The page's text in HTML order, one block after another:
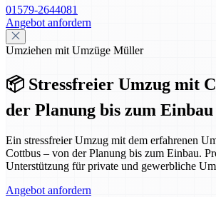
01579-2644081
Angebot anfordern
Umziehen mit Umzüge Müller
📦 Stressfreier Umzug mit
der Planung bis zum Einbau
Ein stressfreier Umzug mit dem erfahrenen
Cottbus – von der Planung bis zum Einbau.
Unterstützung für private und gewerbliche
Angebot anfordern